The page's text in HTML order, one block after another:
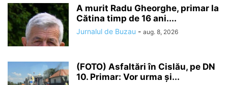
A murit Radu Gheorghe, primar la
Cătina timp de 16 ani....
Jurnalul de Buzau - aug. 8, 2026
(FOTO) Asfaltări în Cislău, pe DN
10. Primar: Vor urma și...